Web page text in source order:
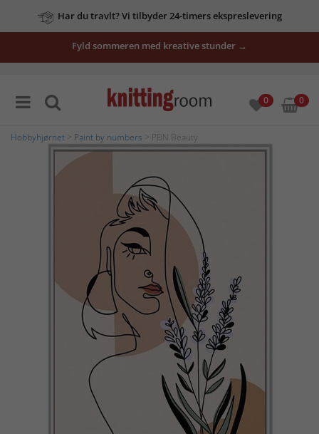
Har du travlt? Vi tilbyder 24-timers ekspreslevering
Fyld sommeren med kreative stunder →
0 0
Hobbyhjørnet Paint by numbers > PBN Beauty